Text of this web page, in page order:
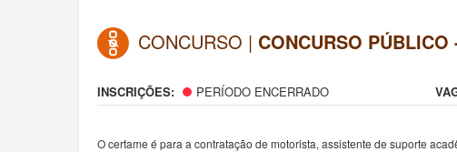
CONCURSO | CONCURSO PÚBLICO
INSCRIÇÕES: PERÍODO ENCERRADO
O certame é para a contratação de motorista, assistente de suporte